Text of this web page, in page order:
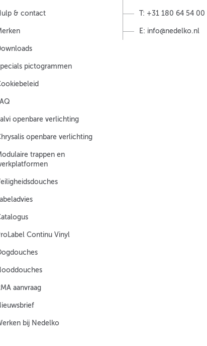
& contact
pictogrammen
openbare verlichting
openbare verlichting
trappen en
Continu Vinyl
aanvraag
bij Nedelko
T: +31 180 64 54 00
E: info@nedelko.nl